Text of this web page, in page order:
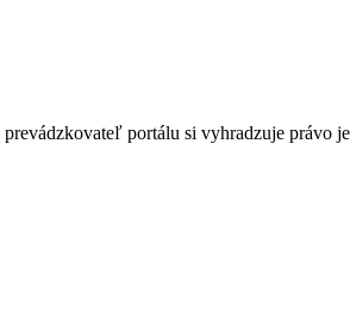
portálu si vyhradzuje